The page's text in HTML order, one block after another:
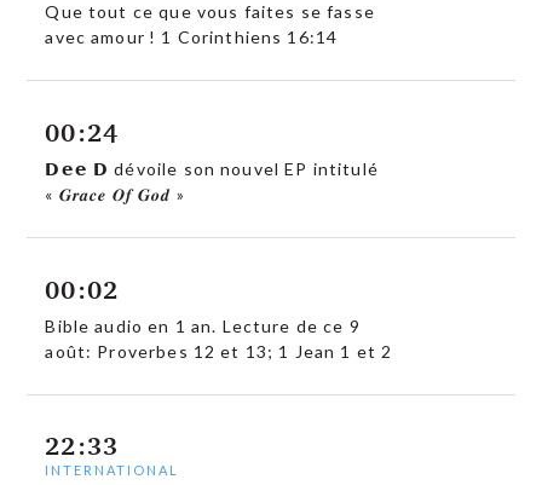
Que tout ce que vous faites se fasse
avec amour ! 1 Corinthiens 16:14
00:24
𝗗𝗲𝗲 𝗗 dévoile son nouvel EP intitulé
« 𝑮𝒓𝒂𝒄𝒆 𝑶𝒇 𝑮𝒐𝒅 »
00:02
Bible audio en 1 an. Lecture de ce 9
août: Proverbes 12 et 13; 1 Jean 1 et 2
22:33
INTERNATIONAL